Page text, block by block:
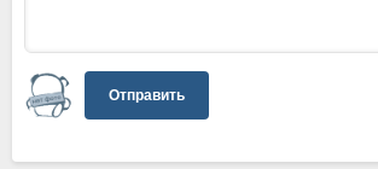
Отправить